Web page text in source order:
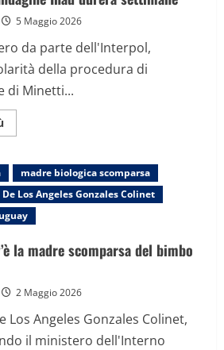
5 Maggio 2026
da parte dell'Interpol,
della procedura di
di Minetti...
informazioni
Minetti,
arrivate
in
procura
generale
‘prime
parziali’.
Indagine
settimane
madre biologica scomparsa
Los Angeles Gonzales Colinet
la madre scomparsa del bimbo
2 Maggio 2026
Los Angeles Gonzales Colinet,
il ministero dell'Interno